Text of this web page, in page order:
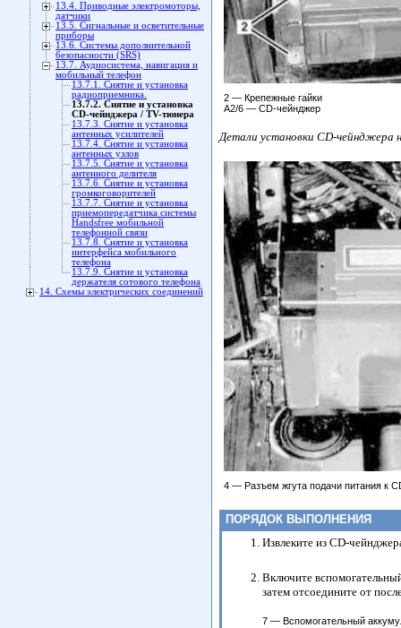
13.4. Приводные электромоторы,
датчики
13.5. Сигнальные и осветительные
приборы
13.6. Системы дополнительной
безопасности (SRS)
13.7. Аудиосистема, навигация и
мобильный телефон
13.7.1. Снятие и установка
радиоприемника.
13.7.2. Снятие и установка
CD-чейнджера / TV-тюнера
13.7.3. Снятие и установка
антенных усилителей
13.7.4. Снятие и установка
антенных узлов
13.7.5. Снятие и установка
антенного делителя
13.7.6. Снятие и установка
громкоговорителей
13.7.7. Снятие и установка
приемопередатчика системы
Handsfree мобильной
телефонной связи
13.7.8. Снятие и установка
интерфейса мобильного
телефона
13.7.9. Снятие и установка
держателя сотового телефона
14. Схемы электрических соединений
2 — Крепежные гайки
А2/6 — CD-чейнджер
Детали установки CD-чейнджера
4 — Разъем жгута подачи питания к
ПОРЯДОК ВЫПОЛНЕНИЯ
Извлеките из CD-
Включите
затем отсоедините от
7 — Вспомогательный